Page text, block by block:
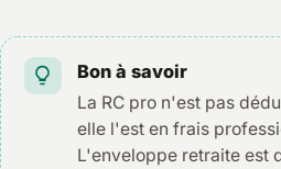
Bon à savoir
La RC pro n'est pas
elle l'est en frais
L'enveloppe retraite est